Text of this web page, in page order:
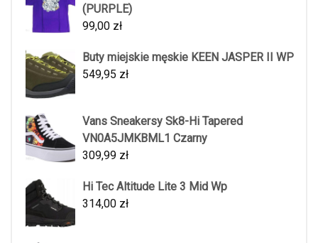
(PURPLE)
99,00 zł
Buty miejskie męskie KEEN JASPER II WP
549,95 zł
Vans Sneakersy Sk8-Hi Tapered
VN0A5JMKBML1 Czarny
309,99 zł
Hi Tec Altitude Lite 3 Mid Wp
314,00 zł